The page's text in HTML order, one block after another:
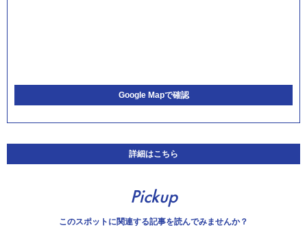
Google Mapで確認
詳細はこちら
Pickup
このスポットに関連する記事を読んでみませんか？